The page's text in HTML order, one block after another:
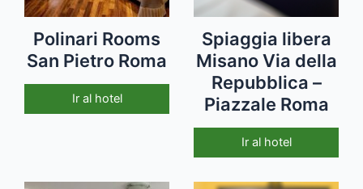
Polinari Rooms
San Pietro Roma
Ir al hotel
Spiaggia libera
Misano Via della
Repubblica –
Piazzale Roma
Ir al hotel